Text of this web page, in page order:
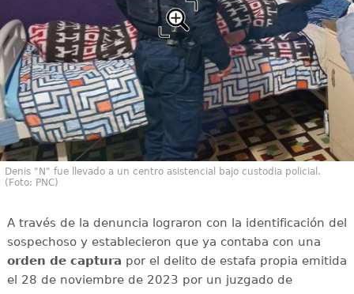
Denis "N" fue llevado a un centro asistencial bajo custodia policial.
(Foto: PNC)
A través de la denuncia lograron con la identificación del
sospechoso y establecieron que ya contaba con una
orden de captura por el delito de estafa propia emitida
el 28 de noviembre de 2023 por un juzgado de